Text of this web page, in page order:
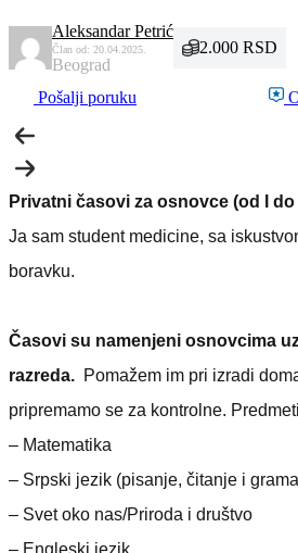
2.000 RSD
Aleksandar Petrić
Beograd
Član od: 20.04.2025.
Pošalji poruku
Privatni časovi za osnovce (od I
Ja sam student medicine, sa
boravku.
Časovi su namenjeni osnovcima
razreda. Pomažem im pri izradi
pripremamo se za kontrolne.
– Matematika
– Srpski jezik (pisanje, čitanje i
– Svet oko nas/Priroda i društvo
– Engleski jezik